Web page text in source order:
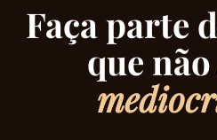
Faça parte
que